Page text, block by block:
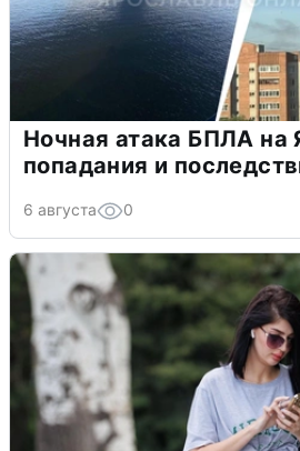
Ночная атака БПЛА на
попадания и
6 августа 0